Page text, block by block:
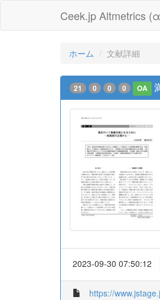
Ceek.jp Altmetrics
ホーム 文献詳細
21 0 0 0 OA
2023-09-30 07:50:12
https://